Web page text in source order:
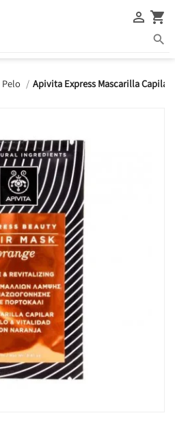

 
Apivita Express Mascarilla